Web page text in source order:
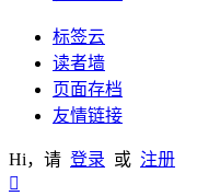
标签云
读者墙
页面存档
友情链接
Hi，请 登录 或 注册
